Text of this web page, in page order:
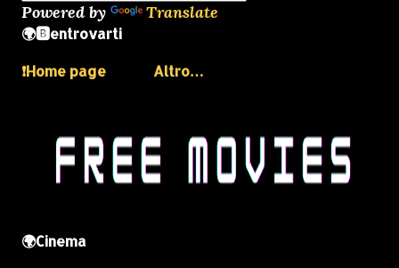
Powered by Translate
🌍🅱️entrovarti
❗️Home page
Altro…
🌍Cinema